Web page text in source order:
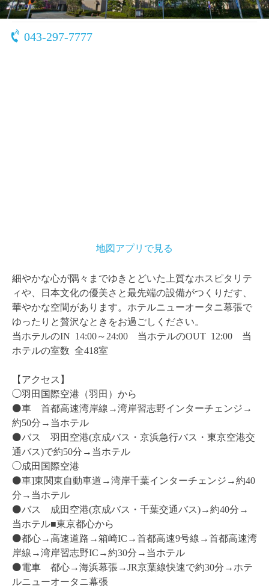
千葉県 千葉市美浜区ひび野2-120-3
043-297-7777
地図アプリで見る
細やかな心が隅々までゆきとどいた上質なホスピタリテ
ィや、日本文化の優美さと最先端の設備がつくりだす、
華やかな空間があります。ホテルニューオータニ幕張で
ゆったりと贅沢なときをお過ごしください。
当ホテルのIN 14:00～24:00 当ホテルのOUT 12:00 当
ホテルの室数 全418室
【アクセス】
◯羽田国際空港（羽田）から
⚫️車 首都高速湾岸線→湾岸習志野インターチェンジ→
約50分→当ホテル
⚫️バス 羽田空港(京成バス・京浜急行バス・東京空港交
通バス)で約50分→当ホテル
◯成田国際空港
⚫️車]東関東自動車道→湾岸千葉インターチェンジ→約40
分→当ホテル
⚫️バス 成田空港(京成バス・千葉交通バス)→約40分→
当ホテル■東京都心から
⚫️都心→高速道路→箱崎IC→首都高速9号線→首都高速湾
岸線→湾岸習志野IC→約30分→当ホテル
⚫️電車 都心→海浜幕張→JR京葉線快速で約30分→ホテ
ルニューオータニ幕張